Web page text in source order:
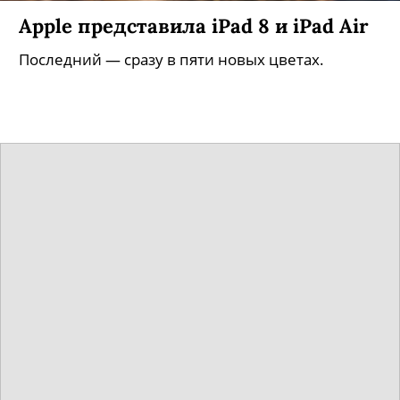
Apple представила iPad 8 и iPad Air
Последний — сразу в пяти новых цветах.